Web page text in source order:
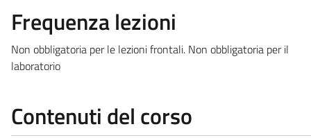
Frequenza lezioni
Non obbligatoria per le lezioni frontali. Non obbligatoria per il
laboratorio
Contenuti del corso